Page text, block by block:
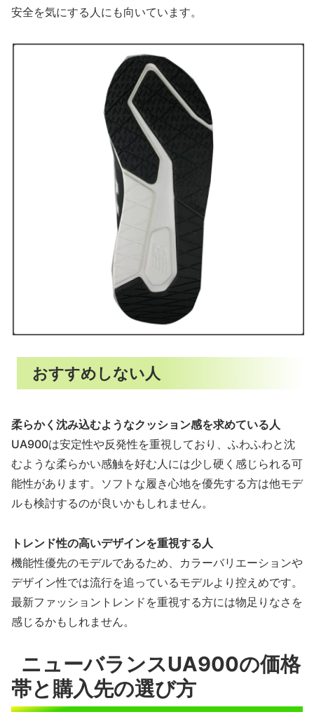
安全を気にする人にも向いています。
おすすめしない人
柔らかく沈み込むようなクッション感を求めている人
UA900は安定性や反発性を重視しており、ふわふわと沈
むような柔らかい感触を好む人には少し硬く感じられる可
能性があります。ソフトな履き心地を優先する方は他モデ
ルも検討するのが良いかもしれません。
トレンド性の高いデザインを重視する人
機能性優先のモデルであるため、カラーバリエーションや
デザイン性では流行を追っているモデルより控えめです。
最新ファッショントレンドを重視する方には物足りなさを
感じるかもしれません。
C
h
a
ニューバランスUA900の価格
帯と購入先の選び方